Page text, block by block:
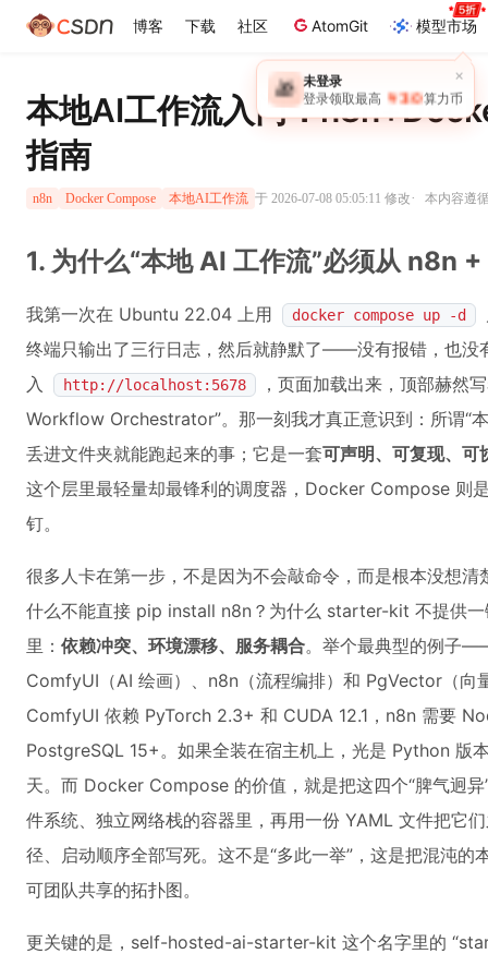
博客 下载 社区 AtomGit 模型市场
×
🎁 未登录
登录领取最高 ￥30 算力币
本地AI工作流入门：
指南
n8n Docker Compose 本地AI工作流 于 2026-07-08 05:05:11 修改· 本内容遵
1. 为什么“本地 AI 工作流”必须从 n8n
我第一次在 Ubuntu 22.04 上用 docker compose up -d
终端只输出了三行日志，然后就静默了——没有报错，也没
入
http://localhost:5678
，页面加载出来，顶部赫
Workflow Orchestrator”。那一刻我才真正意识到：所谓“
丢进文件夹就能跑起来的事；它是一套可声明、可复现、可
这个层里最轻量却最锋利的调度器，Docker Compose 则
钉。
很多人卡在第一步，不是因为不会敲命令，而是根本没想
什么不能直接 pip install n8n？为什么 starter-kit 不提供
里： 依赖冲突、环境漂移、服务耦合。举个最典型的例子
ComfyUI（AI 绘画）、n8n（流程编排）和 PgVector（向
ComfyUI 依赖 PyTorch 2.3+ 和 CUDA 12.1，n8n 需要
PostgreSQL 15+。如果全装在宿主机上，光是 Python 版
天。而 Docker Compose 的价值，就是把这四个“脾气迥
件系统、独立网络栈的容器里，再用一份 YAML 文件把它
径、启动顺序全部写死。这不是“多此一举”，这是把混沌
可团队共享的拓扑图。
更关键的是，self-hosted-ai-starter-kit 这个名字里的